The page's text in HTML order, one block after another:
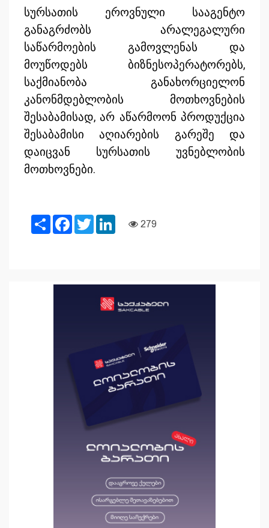
სურსათის ეროვნული სააგენტო
განაგრძობს არალეგალური
საწარმოების გამოვლენას და
მოუწოდებს ბიზნესოპერატორებს,
საქმიანობა განახორციელონ
კანონმდებლობის მოთხოვნების
შესაბამისად, არ აწარმოონ პროდუქცია
შესაბამისი აღიარების გარეშე და
დაიცვან სურსათის უვნებლობის
მოთხოვნები.
ShareFacebook
TwitterLinkedIn
279